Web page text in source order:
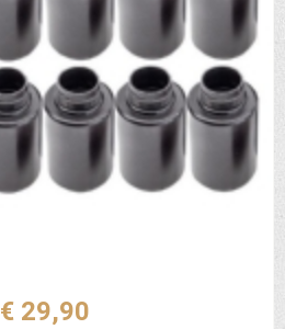
€ 29,90